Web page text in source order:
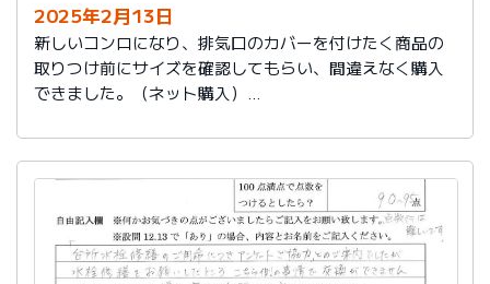
2025年2月13日
新しいコンロになり、排気口のカバーを付けたく商品の
取りつけ前にサイズを確認してもらい、間違えなく購入
できました。（ネット購入）
汚れないようにするテープも貼って下さりお手数をかけ
ました。
８～10年くらいで取り替えみたいですが、24年使用し大
切に使う事が出来ました。新しいコンロも長～くきれい
に使いたいです。杉山さん、ありがとうございました。
又、何かあった時はよろしくお願いしますネ